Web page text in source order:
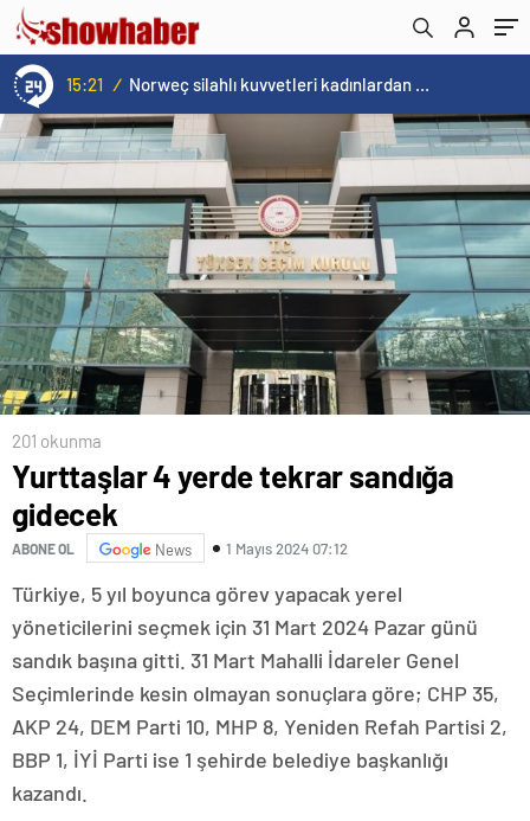
15:21 / Norweç silahlı kuvvetleri kadınlardan oluşan özel kuvvetler eğitimlerini başlattı.
201 okunma
Yurttaşlar 4 yerde tekrar sandığa
gidecek
ABONE OL News 1 Mayıs 2024 07:12
Türkiye, 5 yıl boyunca görev yapacak yerel
yöneticilerini seçmek için 31 Mart 2024 Pazar günü
sandık başına gitti. 31 Mart Mahalli İdareler Genel
Seçimlerinde kesin olmayan sonuçlara göre; CHP 35,
AKP 24, DEM Parti 10, MHP 8, Yeniden Refah Partisi 2,
BBP 1, İYİ Parti ise 1 şehirde belediye başkanlığı
kazandı.